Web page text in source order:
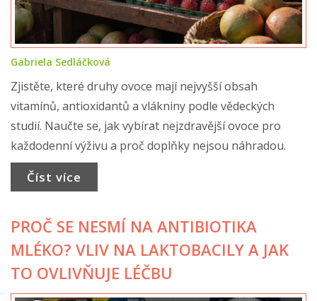
Gabriela Sedláčková
Zjistěte, které druhy ovoce mají nejvyšší obsah
vitamínů, antioxidantů a vlákniny podle vědeckých
studií. Naučte se, jak vybírat nejzdravější ovoce pro
každodenní výživu a proč doplňky nejsou náhradou.
Číst více
PROČ SE NESMÍ NA ANTIBIOTIKA
MLÉKO? VLIV NA LAKTOBACILY A JAK
TO OVLIVŇUJE LÉČBU